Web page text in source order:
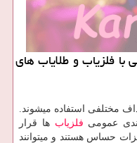
با فلزیاب و طلایاب های
مختلفی استفاده میشوند.
عمومی فلزیاب ها قرار
حساس هستند و میتوانند